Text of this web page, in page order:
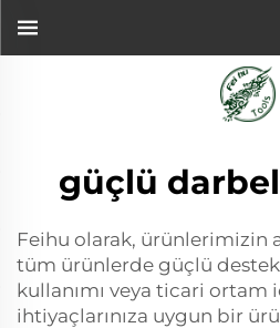
güçlü
Feihu olarak, ürünlerimizin
tüm ürünlerde güçlü destek
kullanımı veya ticari ortam
ihtiyaçlarınıza uygun bir